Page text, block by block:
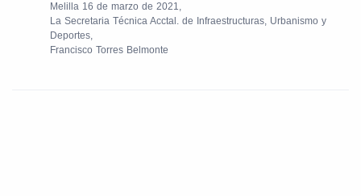
Melilla 16 de marzo de 2021,
La Secretaria Técnica Acctal. de Infraestructuras, Urbanismo y
Deportes,
Francisco Torres Belmonte